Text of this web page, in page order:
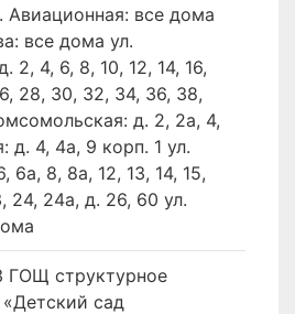
Авиационная: все дома
все дома ул.
2, 4, 6, 8, 10, 12, 14, 16,
28, 30, 32, 34, 36, 38,
д. 2, 2а, 4,
д. 4, 4а, 9 корп. 1 ул.
6а, 8, 8а, 12, 13, 14, 15,
24, 24а, д. 26, 60 ул.
структурное
сад